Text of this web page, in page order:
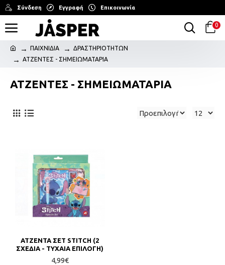
Σύνδεση Εγγραφή Επικοινωνία
0
ΠΑΙΧΝΙΔΙΑ
ΔΡΑΣΤΗΡΙΟΤΗΤΩΝ
ΑΤΖΕΝΤΕΣ - ΣΗΜΕΙΩΜΑΤΑΡΙΑ
ΑΤΖΕΝΤΕΣ - ΣΗΜΕΙΩΜΑΤΑΡΙΑ
ΑΤΖΕΝΤΑ ΣΕΤ STITCH (2
ΣΧΕΔΙΑ - ΤΥΧΑΙΑ ΕΠΙΛΟΓΗ)
4,99€